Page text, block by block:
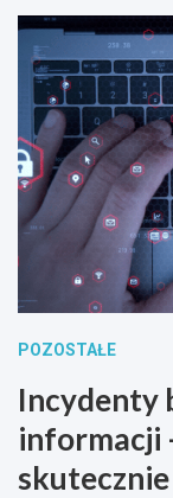
POZOSTAŁE
Incydenty
informacji